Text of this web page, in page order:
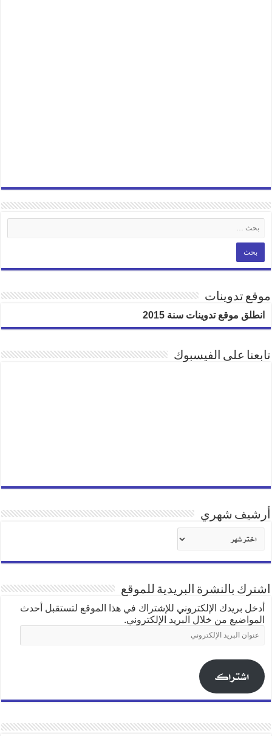
موقع تدوينات
انطلق موقع تدوينات سنة 2015
تابعنا على الفيسبوك
أرشيف شهري
شهري
اشترك بالنشرة البريدية للموقع
أدخل بريدك الإلكتروني للإشتراك في هذا الموقع لتستقبل أحدث
المواضيع من خلال البريد الإلكتروني.
عنوان
البريد
اشتراك